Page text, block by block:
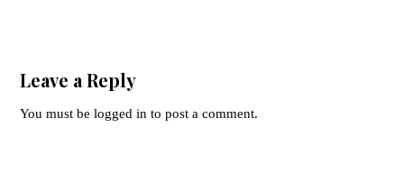
Leave a Reply
You must belogged in to post a comment.